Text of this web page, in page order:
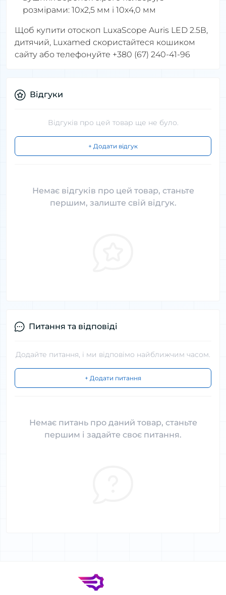
розмірами: 10x2,5 мм і 10x4,0 мм
Щоб купити отоскоп LuxaScope Auris LED 2.5В,
дитячий, Luxamed скористайтеся кошиком
сайту або телефонуйте +380 (67) 240-41-96
Відгуки
Відгуків про цей товар ще не було.
+ Додати відгук
Немає відгуків про цей товар, станьте
першим, залиште свій відгук.
Питання та відповіді
Додайте питання, і ми відповімо найближчим часом.
+ Додати питання
Немає питань про даний товар, станьте
першим і задайте своє питання.